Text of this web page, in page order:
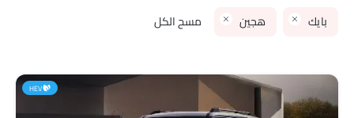
بايك BJ30 2025 بسعر SAR 122,000. يرجى اختيار طرازات سيارات المطلوبة
نماذج بايك قائمة الأسعار
بايك هجين مسح الكل
HEV